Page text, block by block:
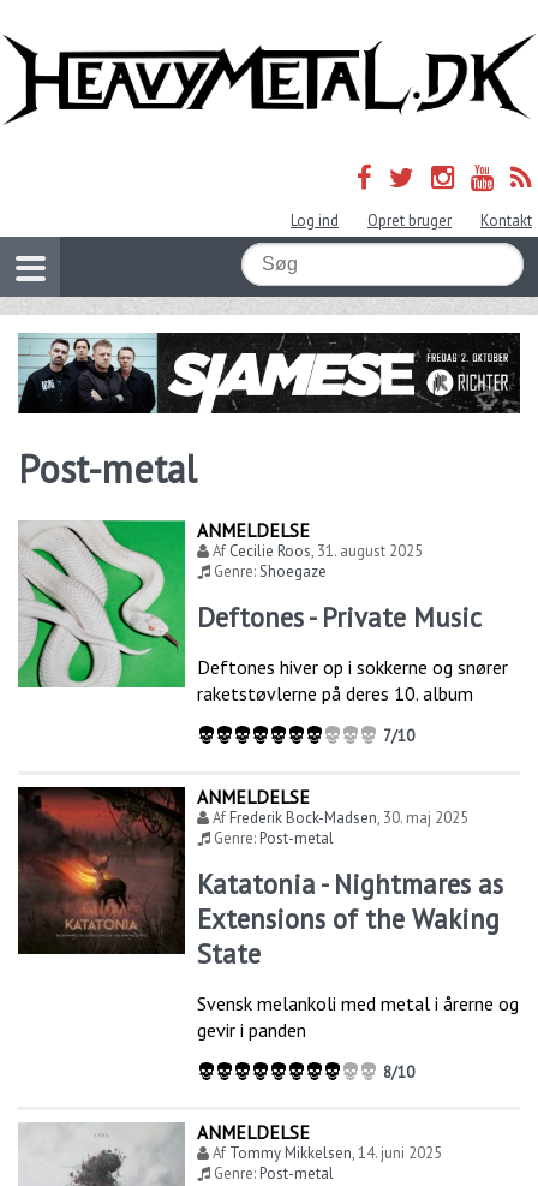
Log ind Opret bruger Kontakt
Post-metal
ANMELDELSE
Af Cecilie Roos, 31. august 2025
Genre:Shoegaze
Deftones - Private Music
Deftones hiver op i sokkerne og snører
raketstøvlerne på deres 10. album
7/10
ANMELDELSE
AfFrederik Bock-Madsen, 30. maj 2025
Genre:Post-metal
Katatonia - Nightmares as
Extensions of the Waking
State
Svensk melankoli med metal i årerne og
gevir i panden
8/10
ANMELDELSE
Af Tommy Mikkelsen,14. juni 2025
Genre:Post-metal